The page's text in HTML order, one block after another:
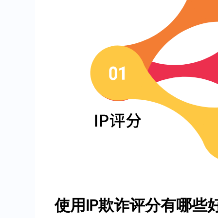
使用IP欺诈评分有哪些